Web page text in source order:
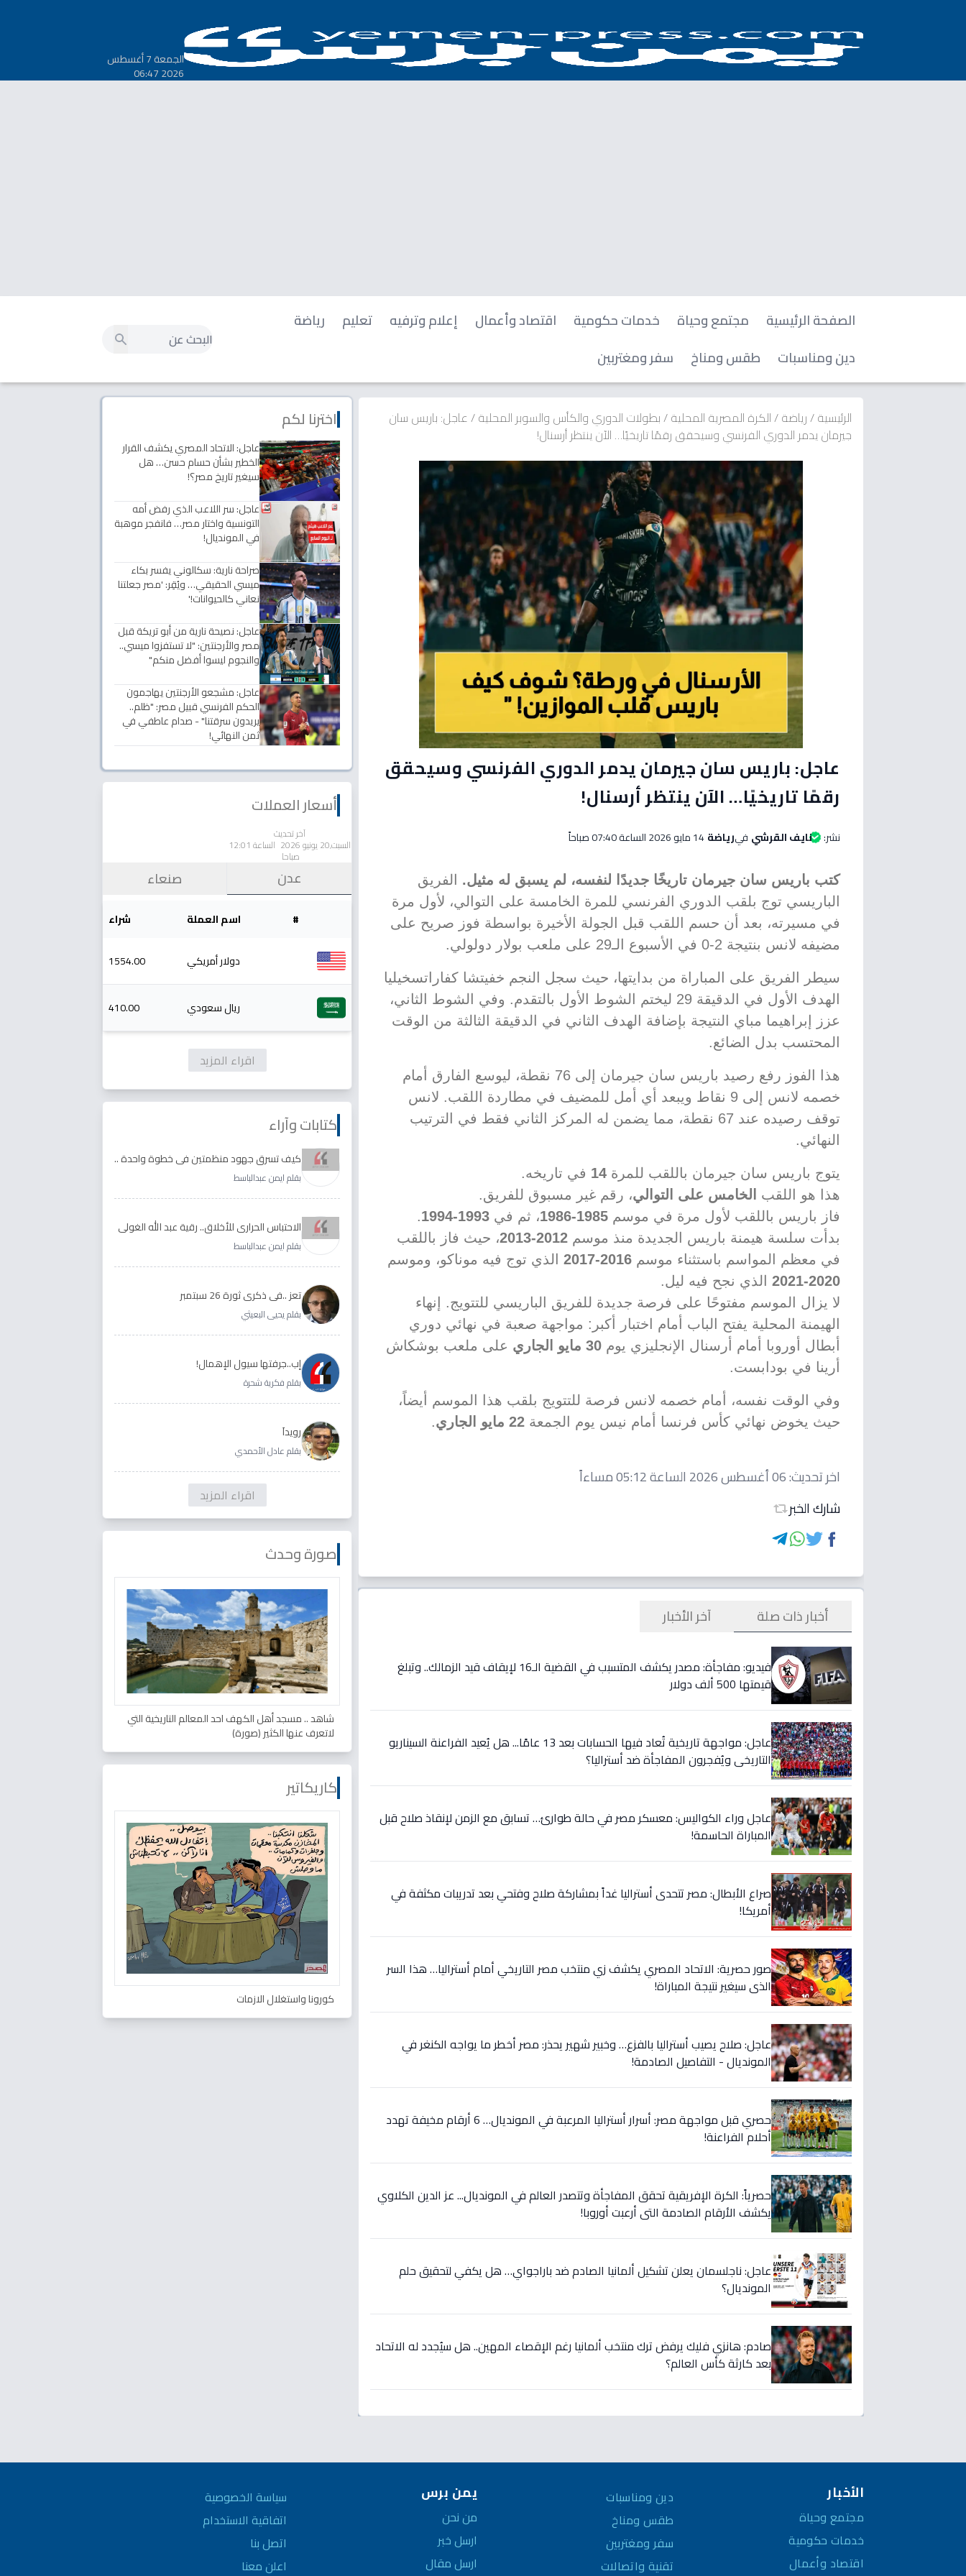
الجمعة 7 أغسطس
2026 06:47
الصفحة الرئيسية مجتمع وحياة خدمات حكومية اقتصاد وأعمال إعلام وترفيه تعليم
رياضة
دين ومناسبات
طقس ومناخ سفر ومغتربين
الرئيسية/رياضة/الكرة المصرية المحلية/بطولات الدوري والكأس والسوبر المحلية/عاجل: باريس سان
جيرمان يدمر الدوري الفرنسي وسيحقق رقمًا تاريخيًا… الآن ينتظر أرسنال!
عاجل: باريس سان جيرمان يدمر الدوري الفرنسي وسيحقق
رقمًا تاريخيًا… الآن ينتظر أرسنال!
نشر: نايف القرشي فيرياضة14 مايو 2026 الساعة 07:40 صباحاً
كتب باريس سان جيرمان تاريخًا جديدًا لنفسه، لم يسبق له مثيل. الفريق
الباريسي توج بلقب الدوري الفرنسي للمرة الخامسة على التوالي، لأول مرة
في مسيرته، بعد أن حسم اللقب قبل الجولة الأخيرة بواسطة فوز صريح على
مضيفه لانس بنتيجة 2-0 في الأسبوع الـ29 على ملعب بولار دولولي.
سيطر الفريق على المباراة من بدايتها، حيث سجل النجم خفيتشا كفاراتسخيليا
الهدف الأول في الدقيقة 29 ليختم الشوط الأول بالتقدم. وفي الشوط الثاني،
عزز إبراهيما مباي النتيجة بإضافة الهدف الثاني في الدقيقة الثالثة من الوقت
المحتسب بدل الضائع.
هذا الفوز رفع رصيد باريس سان جيرمان إلى 76 نقطة، ليوسع الفارق أمام
خصمه لانس إلى 9 نقاط ويبعد أي أمل للمضيف في مطاردة اللقب. لانس
توقف رصيده عند 67 نقطة، مما يضمن له المركز الثاني فقط في الترتيب
النهائي.
يتوج باريس سان جيرمان باللقب للمرة 14 في تاريخه.
هذا هو اللقب
الخامس على التوالي، رقم غير مسبوق للفريق.
فاز باريس باللقب لأول مرة في موسم 1985-1986 ، ثم في 1993-1994
.
بدأت سلسة هيمنة باريس الجديدة منذ موسم 2012-2013
، حيث فاز باللقب
في معظم المواسم باستثناء موسم 2016-2017
الذي توج فيه موناكو، وموسم
2020-2021
الذي نجح فيه ليل.
لا يزال الموسم مفتوحًا على فرصة جديدة للفريق الباريسي للتتويج. إنهاء
الهيمنة المحلية يفتح الباب أمام اختبار أكبر: مواجهة صعبة في نهائي دوري
أبطال أوروبا أمام أرسنال الإنجليزي يوم 30 مايو الجاري
على ملعب بوشكاش
أرينا في بودابست.
وفي الوقت نفسه، أمام خصمه لانس فرصة للتتويج بلقب هذا الموسم أيضاً،
حيث يخوض نهائي كأس فرنسا أمام نيس يوم الجمعة 22 مايو الجاري .
اخر تحديث:06 أغسطس 2026 الساعة 05:12 مساءاً
شارك الخبر
أخبار ذات صلة آخر الأخبار
فيديو: مفاجأة: مصدر يكشف المتسبب في القضية الـ16 لإيقاف قيد الزمالك.. وتبلغ
قيمتها 500 ألف دولار
عاجل: مواجهة تاريخية تُعاد فيها الحسابات بعد 13 عامًا... هل يُعيد الفراعنة السيناريو
التاريخي ويُفجرون المفاجأة ضد أستراليا؟
عاجل وراء الكواليس: معسكر مصر في حالة طوارئ… تسابق مع الزمن لإنقاذ صلاح قبل
المباراة الحاسمة!
صراع الأبطال: مصر تتحدى أستراليا غداً بمشاركة صلاح وفتحي بعد تدريبات مكثفة في
أمريكا!
صور حصرية: الاتحاد المصري يكشف زي منتخب مصر التاريخي أمام أستراليا… هذا السر
الذي سيغير نتيجة المباراة!
عاجل: صلاح يصيب أستراليا بالفزع… وخبير شهير يحذر: مصر أخطر ما يواجه الكنغر في
المونديال - التفاصيل الصادمة!
حصري قبل مواجهة مصر: أسرار أستراليا المرعبة في المونديال… 6 أرقام مخيفة تهدد
أحلام الفراعنة!
حصرياً: الكرة الإفريقية تحقق المفاجأة وتتصدر العالم في المونديال... عز الدين الكلاوي
يكشف الأرقام الصادمة التي أرعبت أوروبا!
عاجل: ناجلسمان يعلن تشكيل ألمانيا الصادم ضد باراجواي… هل يكفي لتحقيق حلم
المونديال؟
صادم: هانزي فليك يرفض ترك منتخب ألمانيا رغم الإقصاء المهين.. هل سيُجدد له الاتحاد
بعد كارثة كأس العالم؟
اخترنا لكم
عاجل: الاتحاد المصري يكشف القرار
الخطير بشأن حسام حسن… هل
سيغير تاريخ مصر؟!
عاجل: سر اللاعب الذي رفض أمه
التونسية واختار مصر… فانفجر موهبة
في المونديال!
صراحة نارية: سكالوني يفسر بكاء
ميسي الحقيقي… ويُقِر: 'مصر جعلتنا
نعاني كالحيوانات!'
عاجل: نصيحة نارية من أبو تريكة قبل
مصر والأرجنتين: "لا تستفزوا ميسي..
والنجوم ليسوا أفضل منكم"
عاجل: مشجعو الأرجنتين يهاجمون
الحكم الفرنسي قبيل مصر: "ظلم..
يريدون سرقتنا" - صدام عاطفي في
ثمن النهائي!
أسعار العملات
آخر تحديث
السبت,20 يونيو 2026 الساعة 12:01
صباحا
عدن صنعاء
# اسم العملة شراء
دولار أمريكي 1554.00
ريال سعودي 410.00
اقراء المزيد
كتابات وآراء
كيف تسرق جهود منظمتين في خطوة واحدة ..
الأجابة لدى رقية عبد الله الغولي وغدير طيره
بقلم ايمن عبدالباسط
الاحتباس الحراري للأخلاق.. رقية عبد الله الغولي
وغدير طيره نموذجا
بقلم ايمن عبدالباسط
تعز ..في ذكرى ثورة 26 سبتمبر
بقلم يحيى البعيثي
إب..جرفتها سيول الإهمال!
بقلم فكرية شحرة
رويداَ
بقلم عادل الأحمدي
اقراء المزيد
صورة وحدث
شاهد .. مسجد أهل الكهف احد المعالم التاريخية التي
لاتعرف عنها الكثير (صورة)
كاريكاتير
كورونا واستغلال الازمات
الأخبار
مجتمع وحياة
خدمات حكومية
اقتصاد وأعمال
دين ومناسبات
طقس ومناخ
سفر ومغتربين
تقنية واتصالات
يمن برس
من نحن
ارسل خبر
ارسل مقال
سياسة الخصوصية
اتفاقية الاستخدام
اتصل بنا
اعلن معنا